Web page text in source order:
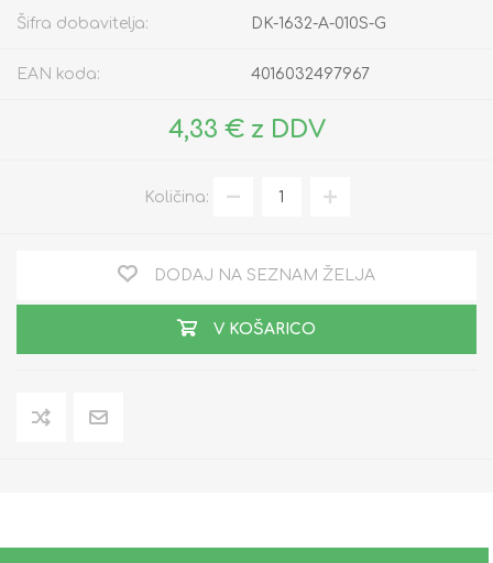
Šifra dobavitelja: DK-1632-A-010S-G
EAN koda: 4016032497967
4,33 € z DDV
Količina:
DODAJ NA SEZNAM ŽELJA
V KOŠARICO